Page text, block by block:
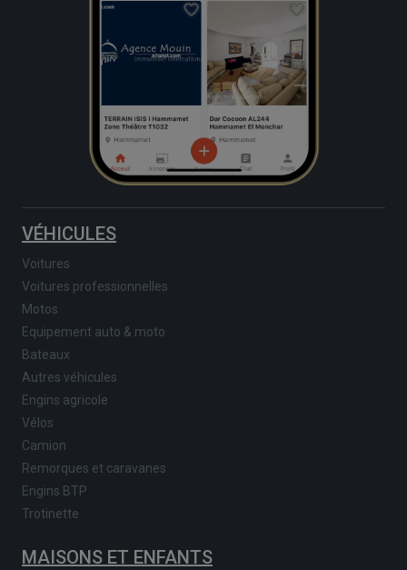
VÉHICULES
Voitures
Voitures professionnelles
Motos
Equipement auto & moto
Bateaux
Autres véhicules
Engins agricole
Vélos
Camion
Remorques et caravanes
Engins BTP
Trotinette
MAISONS ET ENFANTS